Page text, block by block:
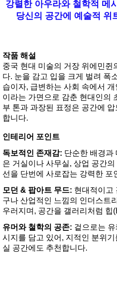
강렬한 아우라와 철학적 메
당신의 공간에 예술적 위
작품 해설
중국 현대 미술의 거장 위에민쥔
다. 눈을 감고 입을 크게 벌려 폭
습이자, 급변하는 사회 속에서
이라는 가면으로 감춘 현대인의
부 톤과 과장된 표정은 공간에
합니다.
인테리어 포인트
독보적인 존재감: 단순한 배경과
은 거실이나 사무실, 상업 공간
선을 단번에 사로잡는 강력한 포
모던 & 팝아트 무드: 현대적이고
구나 산업적인 느낌의 인더스트
우러지며, 공간을 갤러리처럼 힙
유머와 철학의 공존: 겉으로는
시지를 담고 있어, 지적인 분위
실 공간에도 추천합니다.